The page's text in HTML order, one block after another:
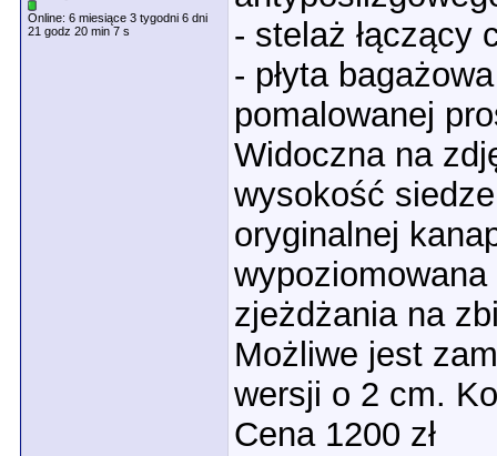
Online: 6 miesiące 3 tygodni 6 dni
21 godz 20 min 7 s
- stelaż łączący
- płyta
pomalowanej
Widoczna na
wysokość
oryginalnej
zjeżdżania na
Możliwe jest
wersji o 2 cm.
Cena 1200 zł